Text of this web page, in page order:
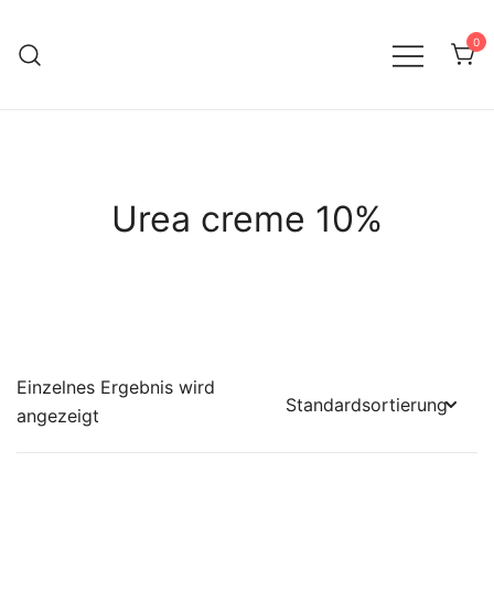
0
Urea creme 10%
Einzelnes Ergebnis wird
angezeigt